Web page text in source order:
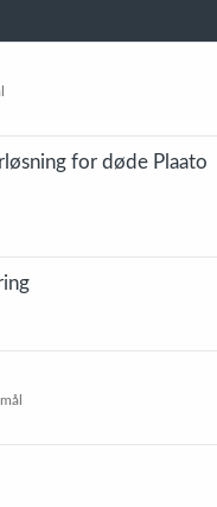
for døde Plaato